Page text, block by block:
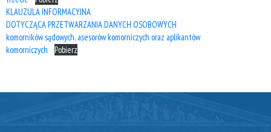
KLAUZULA INFORMACYJNA
DOTYCZĄCA PRZETWARZANIA DANYCH OSOBOWYCH
komorników sądowych, asesorów komorniczych oraz aplikantów
komorniczych
Pobierz